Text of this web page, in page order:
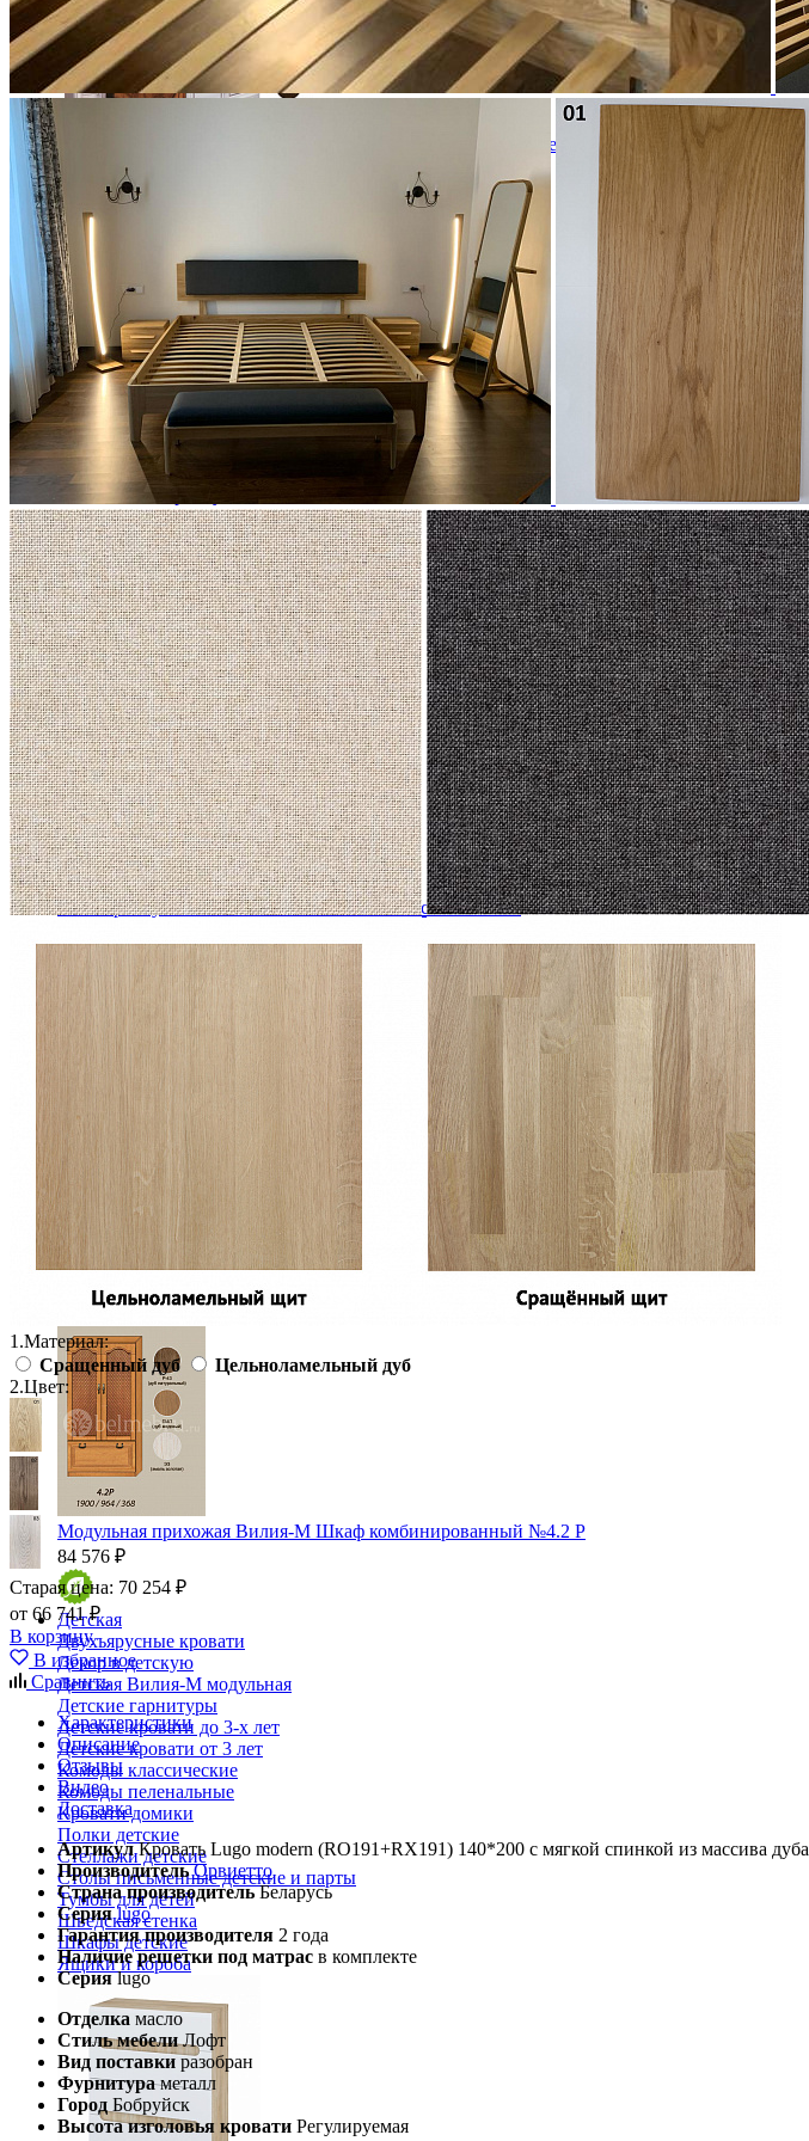
Кровать двуспальная Паола (2000*1800) с гибким основанием в комплекте БМ-2172
145 084 ₽
174 800 ₽
В корзину
-17%
Столовая
Буфеты и бары
Комоды для кухни
Лавки и скамьи
Полки и ящики
Столы кофейные и чайные
Столы обеденные
Столы квадратные из массива
Столы круглые из массива
Столы овальные из массива
Столы прямоугольные из массива
Стулья
Стулья барные и столы барные
Сундуки
Табуреты
Шкафы для посуды
Шкаф 1-но створчатый для посуды
Шкаф 2-х створчатый для посуды
Шкаф 3-х створчатый для посуды
Шкаф 4-х створчатый для посуды
Шкаф угловой для посуды
Стол прямоугольный MEXICA-TR140 из массива сосны
21 184 ₽
В корзину
-10%
Прихожая
Вешалки напольные
Вешалки настенные
Зеркала для прихожей
Ключницы
Консоли
Наборы в прихожую
Обувницы
Прихожая Вилия-М модульная
Скамьи и банкетки
Шкафы для прихожей
Модульная прихожая Вилия-М Шкаф комбинированный №4.2 Р
84 576 ₽
Детская
Двухъярусные кровати
Декор в детскую
Детская Вилия-М модульная
Детские гарнитуры
Детские кровати до 3-х лет
Детские кровати от 3 лет
Комоды классические
Комоды пеленальные
Кровати домики
Полки детские
Стеллажи детские
Столы письменные детские и парты
Тумбы для детей
Шведская стенка
Шкафы детские
Ящики и короба
1.Материал:
Сращенный дуб
Цельноламельный дуб
2.Цвет:
Старая цена: 70 254 ₽
от 66 741 ₽
В корзину
В избранное
Сравнить
Характеристики
Описание
Отзывы
Видео
Доставка
Артикул Кровать Lugo modern (RO191+RX191) 140*200 с мягкой спинкой из массива дуба
Производитель Орвиетто
Страна производитель Беларусь
Серия lugo
Гарантия производителя 2 года
Наличие решетки под матрас в комплекте
Серия lugo
Отделка масло
Стиль мебели Лофт
Вид поставки разобран
Фурнитура металл
Город Бобруйск
Высота изголовья кровати Регулируемая